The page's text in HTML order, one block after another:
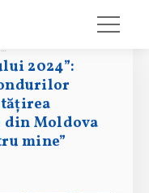
Liliana Iașan, „Omul Anului 2024”: „Promovarea atragerii fondurilor europene pentru îmbunătățirea infrastructurii medicale din Moldova rămâne o prioritate pentru mine”
2024”:
Moldova
mine”